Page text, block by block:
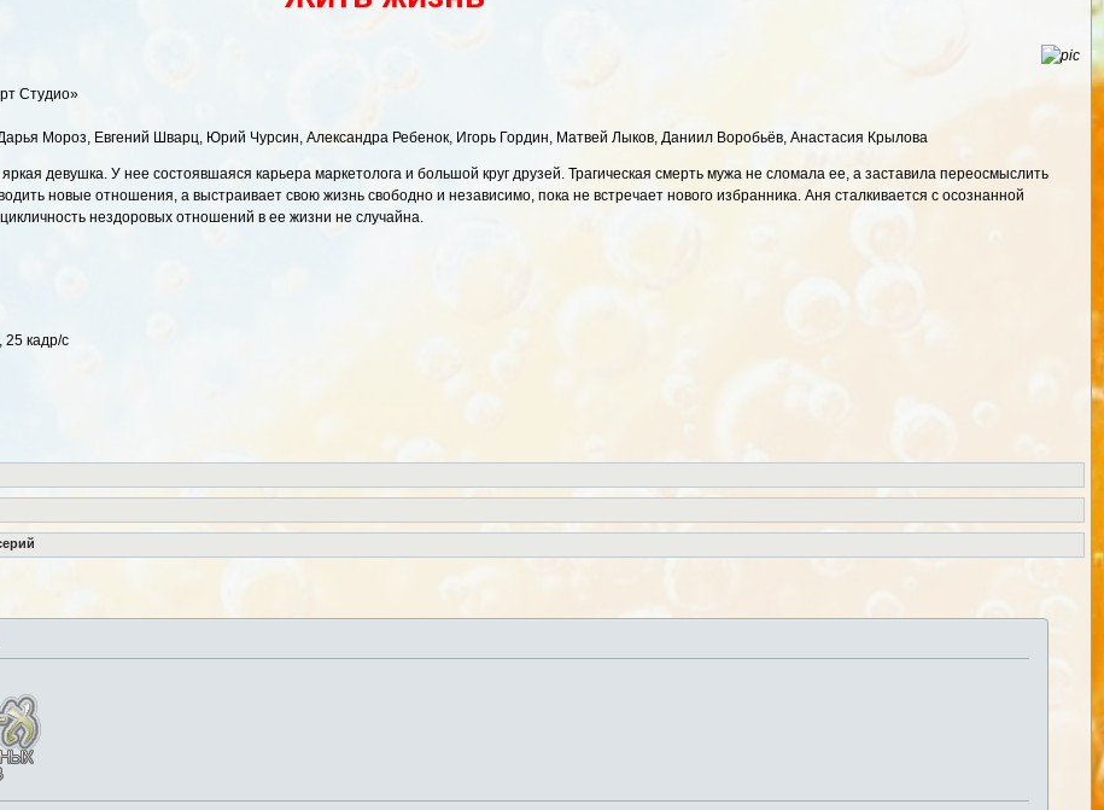
Студио»
Мороз, Евгений Шварц, Юрий Чурсин, Александра Ребенок, Игорь Гордин, Матвей Лыков, Даниил Воробьёв, Анастасия Крылова
девушка. У нее состоявшаяся карьера маркетолога и большой круг друзей. Трагическая смерть мужа не сломала ее, а заставила переосмыслить
новые отношения, а выстраивает свою жизнь свободно и независимо, пока не встречает нового избранника. Аня сталкивается с осознанной
нездоровых отношений в ее жизни не случайна.
25 кадр/с